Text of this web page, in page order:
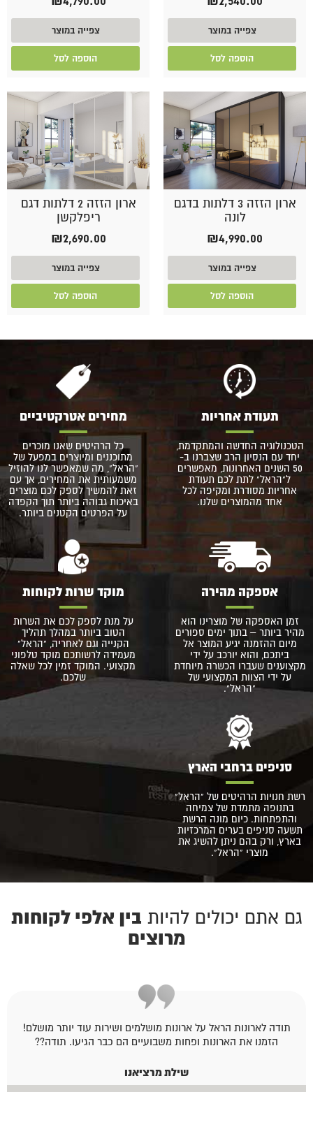
צפייה במוצר
הוספה לסל
צפייה במוצר
הוספה לסל
ארון הזזה 3 דלתות בדגם
לונה
₪4,990.00
צפייה במוצר
הוספה לסל
ארון הזזה 2 דלתות דגם
ריפלקשן
₪2,690.00
צפייה במוצר
הוספה לסל
תעודת אחריות
הטכנולוגיה החדשה והמתקדמת,
יחד עם הנסיון הרב שצברנו ב-
50 השנים האחרונות, מאפשרים
ל"הראל" לתת לכם תעודת
אחריות מסודרת ומקיפה לכל
אחד מהמוצרים שלנו.
מחירים אטרקטיביים
כל הרהיטים שאנו מוכרים
מתוכננים ומיוצרים במפעל של
"הראל", מה שמאפשר לנו להוזיל
משמעותית את המחירים, אך עם
זאת להמשיך לספק לכם מוצרים
באיכות גבוהה ביותר תוך הקפדה
על הפרטים הקטנים ביותר.
אספקה מהירה
זמן האספקה של מוצרינו הוא
מהיר ביותר – בתוך ימים ספורים
מיום ההזמנה יגיע המוצר אל
ביתכם, והוא יורכב על ידי
מקצוענים שעברו הכשרה מיוחדת
על ידי הצוות המקצועי של
"הראל".
מוקד שרות לקוחות
על מנת לספק לכם את השרות
הטוב ביותר במהלך תהליך
הקנייה וגם לאחריה, "הראל"
מעמידה לרשותכם מוקד טלפוני
מקצועי. המוקד זמין לכל שאלה
שלכם.
סניפים ברחבי הארץ
רשת חנויות הרהיטים של "הראל"
בתנופה מתמדת של צמיחה
והתפתחות. כיום מונה הרשת
תשעה סניפים בערים המרכזיות
בארץ, ורק בהם ניתן להשיג את
מוצרי "הראל".
גם אתם יכולים להיות בין אלפי לקוחות
מרוצים
תודה לארונות הראל על ארונות מושלמים ושירות עוד יותר מושלם!
הזמנו את הארונות ופחות משבועיים הם כבר הגיעו. תודה??
שילת מרציאנו